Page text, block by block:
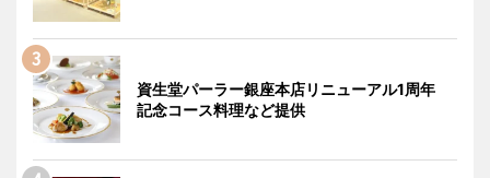
資生堂パーラー銀座本店リニューアル1周年
記念コース料理など提供